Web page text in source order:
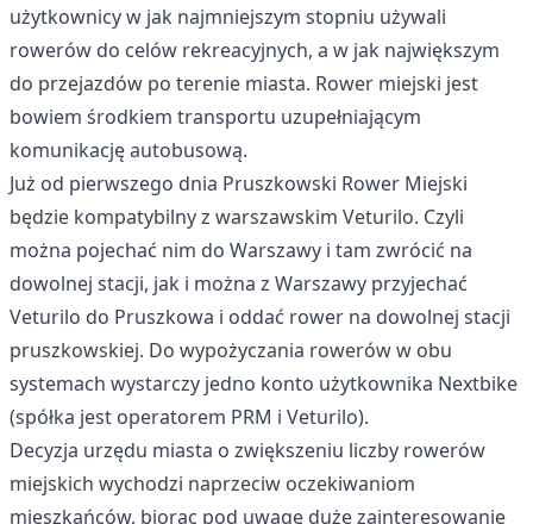
użytkownicy w jak najmniejszym stopniu używali
rowerów do celów rekreacyjnych, a w jak największym
do przejazdów po terenie miasta. Rower miejski jest
bowiem środkiem transportu uzupełniającym
komunikację autobusową.
Już od pierwszego dnia Pruszkowski Rower Miejski
będzie kompatybilny z warszawskim Veturilo. Czyli
można pojechać nim do Warszawy i tam zwrócić na
dowolnej stacji, jak i można z Warszawy przyjechać
Veturilo do Pruszkowa i oddać rower na dowolnej stacji
pruszkowskiej. Do wypożyczania rowerów w obu
systemach wystarczy jedno konto użytkownika Nextbike
(spółka jest operatorem PRM i Veturilo).
Decyzja urzędu miasta o zwiększeniu liczby rowerów
miejskich wychodzi naprzeciw oczekiwaniom
mieszkańców, biorąc pod uwagę duże zainteresowanie